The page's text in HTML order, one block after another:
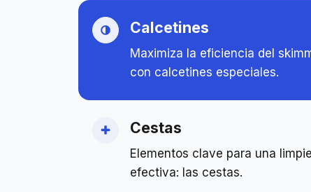
Calcetines
Maximiza la eficiencia del
con calcetines especiales.
Cestas
Elementos clave para una
efectiva: las cestas.